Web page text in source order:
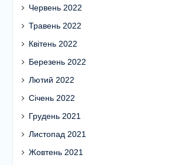
Червень 2022
Травень 2022
Квітень 2022
Березень 2022
Лютий 2022
Січень 2022
Грудень 2021
Листопад 2021
Жовтень 2021